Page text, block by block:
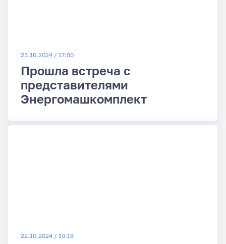
23.10.2024 / 17:00
Прошла встреча с
представителями
Энергомашкомплект
22.10.2024 / 10:18